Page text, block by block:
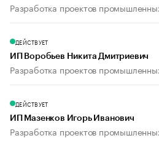
Разработка проектов
ДЕЙСТВУЕТ
ИП Воробьев Никита Дмитриевич
Разработка проектов
ДЕЙСТВУЕТ
ИП Мазенков Игорь Иванович
Разработка проектов